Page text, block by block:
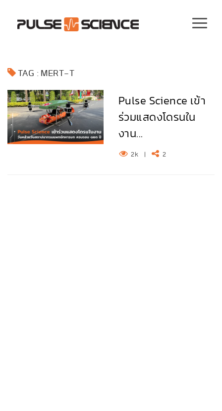
TAG : MERT-T
Pulse Science เข้า
ร่วมแสดงโดรนใน
งาน...
2k | 2